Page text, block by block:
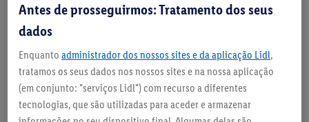
Definir
como loja
favorita
Antes de prosseguirmos: Tratamento dos seus
dados
Enquanto administrador dos nossos sites e da aplicação Lidl,
tratamos os seus dados nos nossos sites e na nossa aplicação
(em conjunto: "serviços Lidl") com recurso a diferentes
tecnologias, que são utilizadas para aceder e armazenar